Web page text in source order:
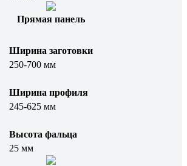
Прямая панель
Ширина заготовки
250-700 мм
Ширина профиля
245-625 мм
Высота фальца
25 мм